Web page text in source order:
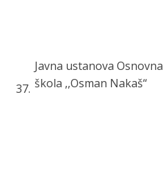
37.
Javna ustanova Osnovna
škola ,,Osman Nakaš“